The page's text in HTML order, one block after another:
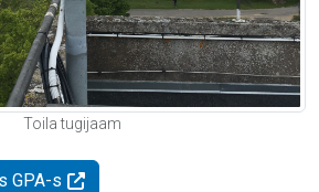
Toila tugijaam
GPA-s